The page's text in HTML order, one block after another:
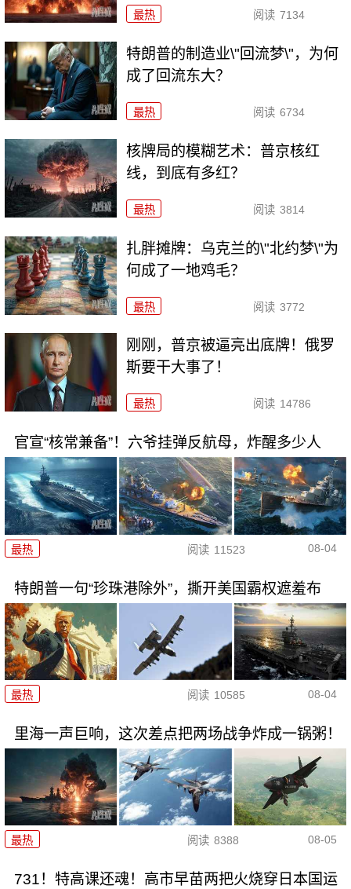
最热 阅读 7134
特朗普的制造业\"回流梦\"，为何
成了回流东大？
最热 阅读 6734
核牌局的模糊艺术：普京核红
线，到底有多红？
最热 阅读 3814
扎胖摊牌：乌克兰的\"北约梦\"为
何成了一地鸡毛？
最热 阅读 3772
刚刚，普京被逼亮出底牌！俄罗
斯要干大事了！
最热 阅读 14786
官宣“核常兼备”！六爷挂弹反航母，炸醒多少人
最热 阅读 11523 08-04
特朗普一句“珍珠港除外”，撕开美国霸权遮羞布
最热 阅读 10585 08-04
里海一声巨响，这次差点把两场战争炸成一锅粥！
最热 阅读 8388 08-05
731！特高课还魂！高市早苗两把火烧穿日本国运